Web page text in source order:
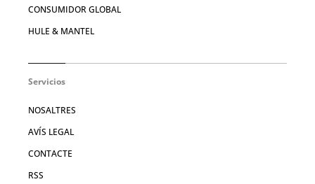
CONSUMIDOR GLOBAL
HULE & MANTEL
Servicios
NOSALTRES
AVÍS LEGAL
CONTACTE
RSS